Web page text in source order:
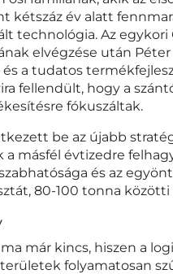
kétszáz év alatt
technológia. Az
elvégzése után Péter
a tudatos
fellendült, hogy a
fókuszáltak.
be az újabb
a másfél évtizedre
és az
80-100 tonna
már kincs, hiszen a
folyamatosan